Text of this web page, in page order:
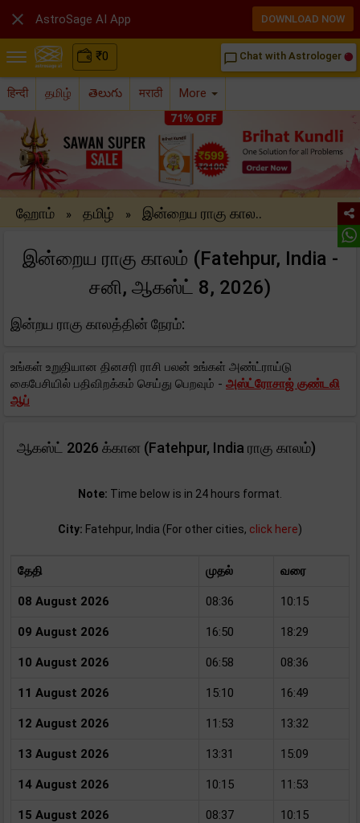
₹0 chat_bubble_outline Chat with Astrologer
हिन्दी தமிழ் తెలుగు मराठी More
ஹோம் » தமிழ் » இன்றைய ராகு கால..
இன்றைய ராகு காலம் (Fatehpur, India -
சனி, ஆகஸ்ட் 8, 2026)
இன்றய ராகு காலத்தின் நேரம்:
உங்கள் உறுதியான தினசரி ராசி பலன் உங்கள் அண்ட்ராய்டு
கைபேசியில் பதிவிறக்கம் செய்து பெறவும் - அஸ்ட்ரோசாஜ் குண்டலி
ஆப்
ஆகஸ்ட் 2026 க்கான (Fatehpur, India ராகு காலம்)
Note: Time below is in 24 hours format.
City: Fatehpur, India (For other cities, click here)
தேதி முதல் வரை
08 August 2026 08:36 10:15
09 August 2026 16:50 18:29
10 August 2026 06:58 08:36
11 August 2026 15:10 16:49
12 August 2026 11:53 13:32
13 August 2026 13:31 15:09
14 August 2026 10:15 11:53
15 August 2026 08:37 10:15
 AstroSage AI App DOWNLOAD NOW